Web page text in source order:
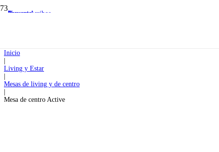
Inicio
Living y Estar
Mesas de living y de centro
Mesa de centro Active
Preventa
Preventa
Nuevos Arribos
Preventa